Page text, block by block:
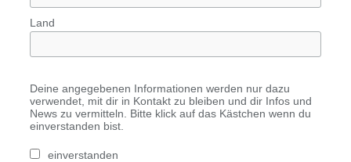
Land
Deine angegebenen Informationen werden nur dazu
verwendet, mit dir in Kontakt zu bleiben und dir Infos und
News zu vermitteln. Bitte klick auf das Kästchen wenn du
einverstanden bist.
einverstanden